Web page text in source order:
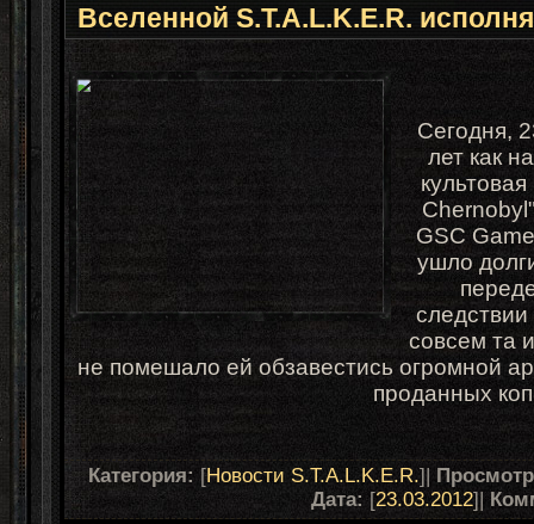
Вселенной S.T.A.L.K.E.R.
Cегодня,
лет как
GSC
ушло
совсем та
не помешало ей обзавестись огромной
проданных
Категория: [Новости S.T.A.L.K.E.R.]|
Дата: [23.03.2012]|